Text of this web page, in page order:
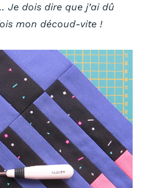
Je dois dire que j’ai dû
mon découd-vite !